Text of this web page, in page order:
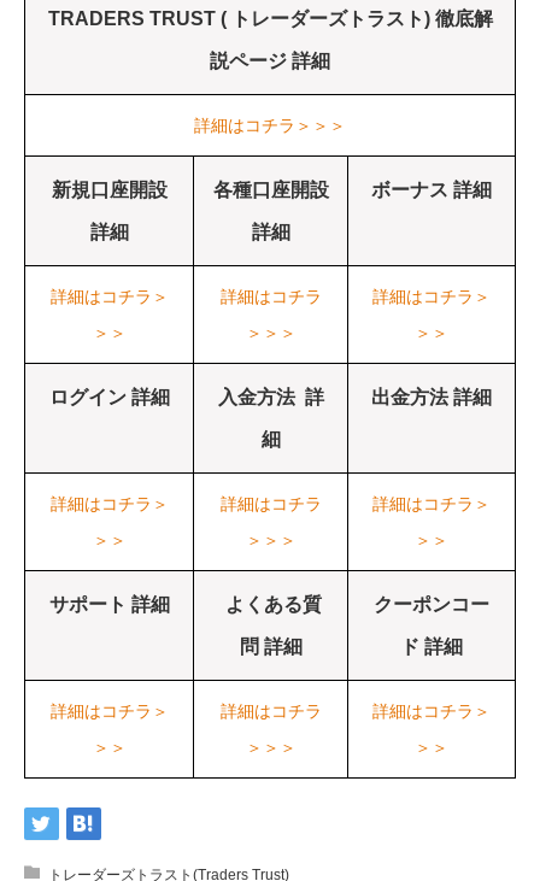
TRADERS TRUST ( トレーダーズトラスト) 徹底解
説ページ 詳細
詳細はコチラ＞＞＞
新規口座開設
詳細
各種口座開設
詳細
ボーナス 詳細
詳細はコチラ＞
＞＞
詳細はコチラ
＞＞＞
詳細はコチラ＞
＞＞
ログイン 詳細 入金方法 詳
細
出金方法 詳細
詳細はコチラ＞
＞＞
詳細はコチラ
＞＞＞
詳細はコチラ＞
＞＞
サポート 詳細 よくある質
問 詳細
クーポンコー
ド 詳細
詳細はコチラ＞
＞＞
詳細はコチラ
＞＞＞
詳細はコチラ＞
＞＞
トレーダーズトラスト(Traders Trust)